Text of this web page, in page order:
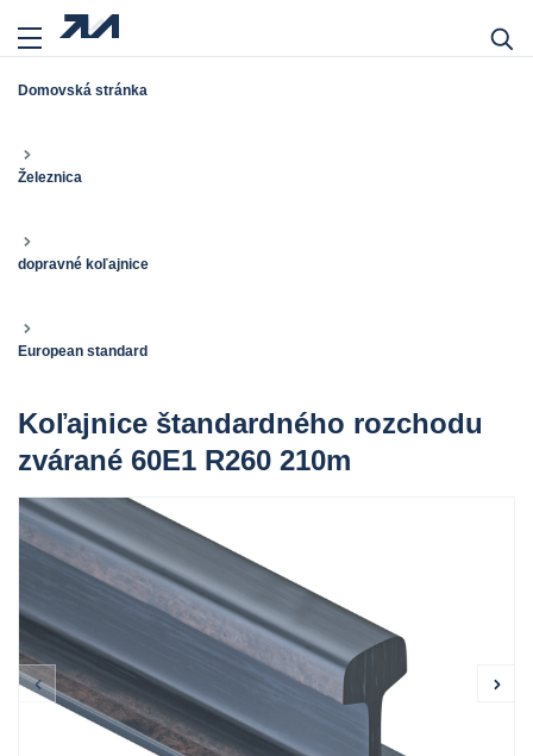
Domovská stránka
Železnica
dopravné koľajnice
European standard
Koľajnice štandardného rozchodu
zvárané 60E1 R260 210m